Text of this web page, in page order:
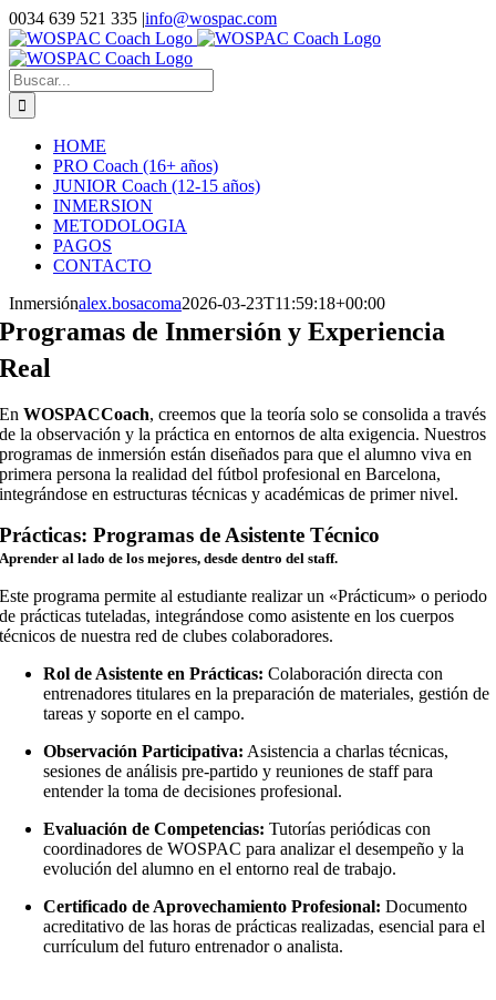
Saltar
al
contenido
0034 639 521 335 |info@wospac.com
Instagram
Facebook
X
YouTube
LinkedIn
Buscar:
HOME
PRO Coach (16+ años)
JUNIOR Coach (12-15 años)
INMERSION
METODOLOGIA
PAGOS
CONTACTO
Inmersiónalex.bosacoma2026-03-23T11:59:18+00:00
Programas de Inmersión y Experiencia
Real
EnWOSPACCoach, creemos que la teoría solo se consolida a través
de la observación y la práctica en entornos de alta exigencia. Nuestros
programas de inmersión están diseñados para que el alumno viva en
primera persona la realidad del fútbol profesional en Barcelona,
integrándose en estructuras técnicas y académicas de primer nivel.
Prácticas: Programas de Asistente Técnico
Aprender al lado de los mejores, desde dentro del staff.
Este programa permite al estudiante realizar un «Prácticum» o periodo
de prácticas tuteladas, integrándose como asistente en los cuerpos
técnicos de nuestra red de clubes colaboradores.
Rol de Asistente en Prácticas: Colaboración directa con
entrenadores titulares en la preparación de materiales, gestión de
tareas y soporte en el campo.
Observación Participativa: Asistencia a charlas técnicas,
sesiones de análisis pre-partido y reuniones de staff para
entender la toma de decisiones profesional.
Evaluación de Competencias: Tutorías periódicas con
coordinadores de WOSPAC para analizar el desempeño y la
evolución del alumno en el entorno real de trabajo.
Certificado de Aprovechamiento Profesional: Documento
acreditativo de las horas de prácticas realizadas, esencial para el
currículum del futuro entrenador o analista.